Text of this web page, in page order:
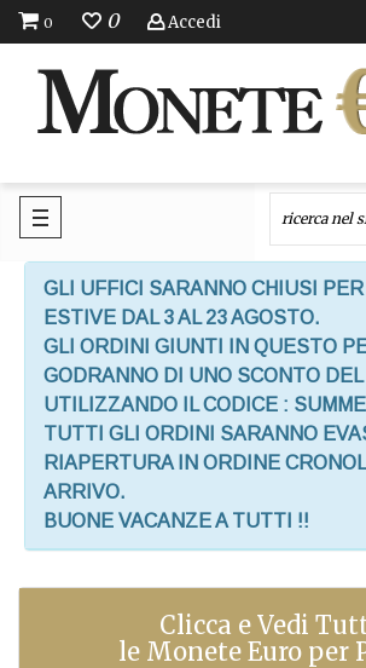
0 0 Accedi
GLI UFFICI SARANNO CHIUSI
ESTIVE DAL 3 AL 23 AGOSTO.
GLI ORDINI GIUNTI IN QUESTO
GODRANNO DI UNO SCONTO
UTILIZZANDO IL CODICE :
TUTTI GLI ORDINI SARANNO
RIAPERTURA IN ORDINE
ARRIVO.
BUONE VACANZE A TUTTI !!
Clicca e Vedi
le Monete Euro per